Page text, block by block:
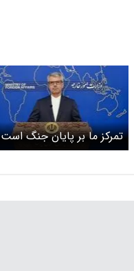
تمرکز ما بر پایان جنگ است